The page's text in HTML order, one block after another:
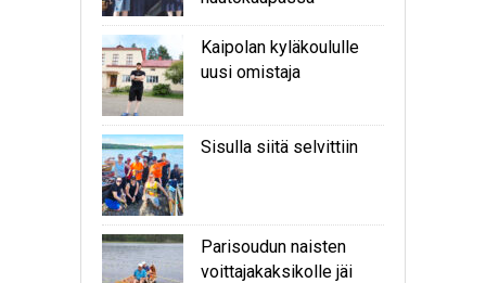
Kaipolan kyläkoululle
uusi omistaja
Sisulla siitä selvittiin
Parisoudun naisten
voittajakaksikolle jäi